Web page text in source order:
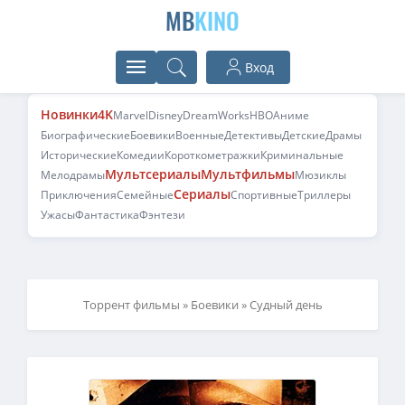
MBKINO
Вход
Новинки4KMarvelDisneyDreamWorksHBOАниме
БиографическиеБоевикиВоенныеДетективыДетскиеДрамы
ИсторическиеКомедииКороткометражкиКриминальные
МелодрамыМультсериалыМультфильмыМюзиклы
ПриключенияСемейныеСериалыСпортивныеТриллеры
УжасыФантастикаФэнтези
Торрент фильмы » Боевики » Судный день